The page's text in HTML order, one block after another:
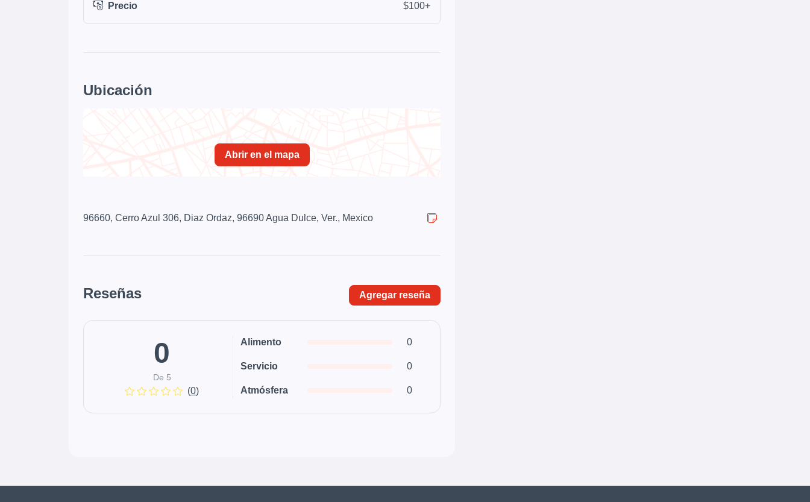
Precio $100+
Ubicación
Abrir en el mapa
96660, Cerro Azul 306, Diaz Ordaz, 96690 Agua Dulce, Ver., Mexico
Reseñas Agregar reseña
0
De 5
(0)
Alimento
Servicio
Atmósfera
0
0
0